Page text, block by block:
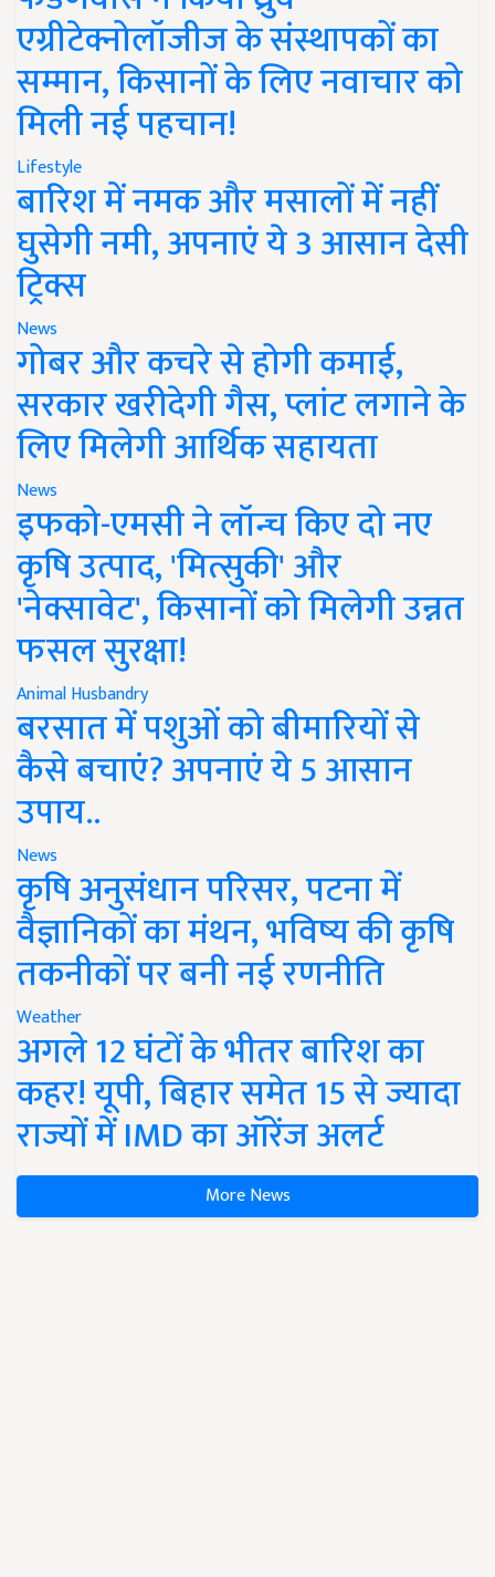
एग्रीटेक्नोलॉजीज के संस्थापकों का
सम्मान, किसानों के लिए नवाचार को
मिली नई पहचान!
Lifestyle
बारिश में नमक और मसालों में नहीं
घुसेगी नमी, अपनाएं ये 3 आसान देसी
ट्रिक्स
News
गोबर और कचरे से होगी कमाई,
सरकार खरीदेगी गैस, प्लांट लगाने के
लिए मिलेगी आर्थिक सहायता
News
इफको-एमसी ने लॉन्च किए दो नए
कृषि उत्पाद, 'मित्सुकी' और
'नेक्सावेट', किसानों को मिलेगी उन्नत
फसल सुरक्षा!
Animal Husbandry
बरसात में पशुओं को बीमारियों से
कैसे बचाएं? अपनाएं ये 5 आसान
उपाय..
News
कृषि अनुसंधान परिसर, पटना में
वैज्ञानिकों का मंथन, भविष्य की कृषि
तकनीकों पर बनी नई रणनीति
Weather
अगले 12 घंटों के भीतर बारिश का
कहर! यूपी, बिहार समेत 15 से ज्यादा
राज्यों में IMD का ऑरेंज अलर्ट
More News